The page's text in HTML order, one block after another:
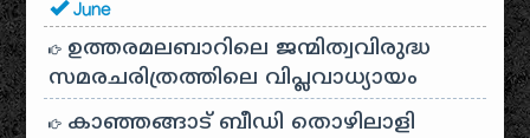
June
ഉത്തരമലബാറിലെ ജന്മിത്വവിരുദ്ധ
സമരചരിത്രത്തിലെ വിപ്ലവാധ്യായം
കാഞ്ഞങ്ങാട് ബീഡി തൊഴിലാളി